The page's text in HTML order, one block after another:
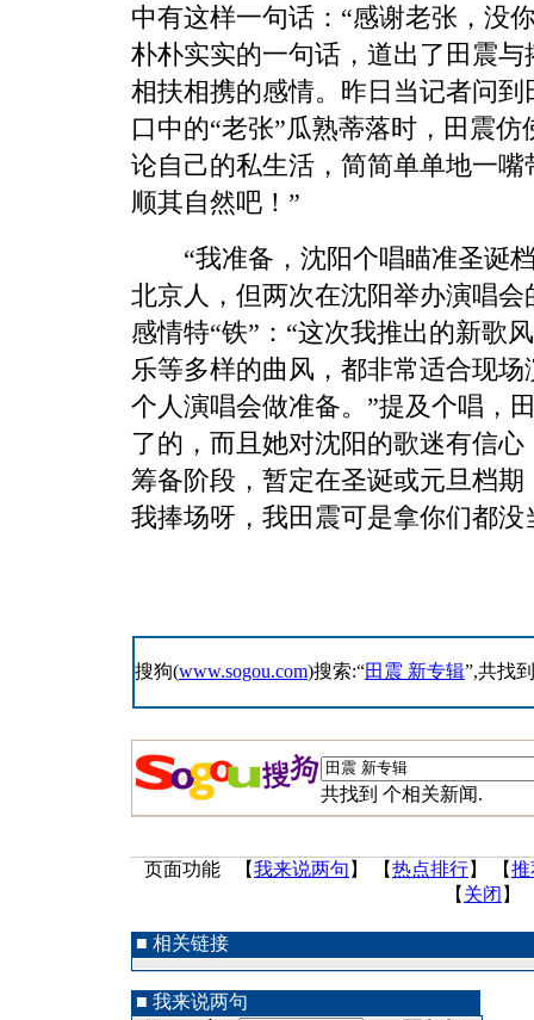
中有这样一句话：“感谢老张，没
朴朴实实的一句话，道出了田震
相扶相携的感情。昨日当记者问
口中的“老张”瓜熟蒂落时，田震
论自己的私生活，简简单单地一
顺其自然吧！”
“我准备，沈阳个唱瞄准圣诞档
北京人，但两次在沈阳举办演唱
感情特“铁”：“这次我推出的新歌
乐等多样的曲风，都非常适合现
个人演唱会做准备。”提及个唱，
了的，而且她对沈阳的歌迷有信
筹备阶段，暂定在圣诞或元旦档
我捧场呀，我田震可是拿你们都没
搜狗(www.sogou.com)搜索:“田震 新专辑”,共找到
共找到 个相关新闻.
页面功能 【我来说两句 】 【热点排行】 【推
【 关闭 】
■ 相关链接
■ 我来说两句